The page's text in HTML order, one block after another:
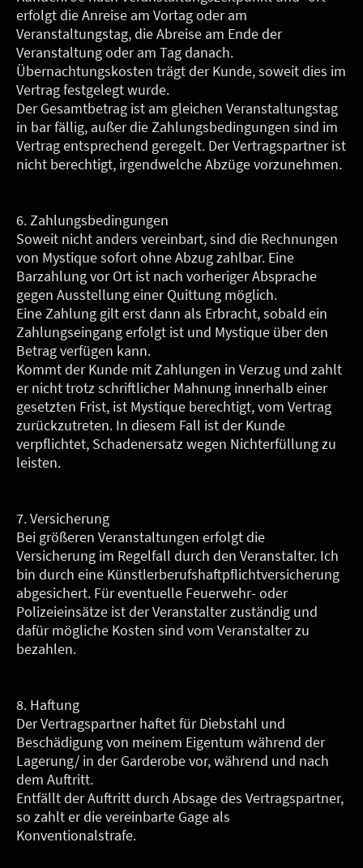
erfolgt die Anreise am Vortag oder am
Veranstaltungstag, die Abreise am Ende der
Veranstaltung oder am Tag danach.
Übernachtungskosten trägt der Kunde, soweit dies im
Vertrag festgelegt wurde.
Der Gesamtbetrag ist am gleichen Veranstaltungstag
in bar fällig, außer die Zahlungsbedingungen sind im
Vertrag entsprechend geregelt. Der Vertragspartner ist
nicht berechtigt, irgendwelche Abzüge vorzunehmen.
6. Zahlungsbedingungen
Soweit nicht anders vereinbart, sind die Rechnungen
von Mystique sofort ohne Abzug zahlbar. Eine
Barzahlung vor Ort ist nach vorheriger Absprache
gegen Ausstellung einer Quittung möglich.
Eine Zahlung gilt erst dann als Erbracht, sobald ein
Zahlungseingang erfolgt ist und Mystique über den
Betrag verfügen kann.
Kommt der Kunde mit Zahlungen in Verzug und zahlt
er nicht trotz schriftlicher Mahnung innerhalb einer
gesetzten Frist, ist Mystique berechtigt, vom Vertrag
zurückzutreten. In diesem Fall ist der Kunde
verpflichtet, Schadenersatz wegen Nichterfüllung zu
leisten.
7. Versicherung
Bei größeren Veranstaltungen erfolgt die
Versicherung im Regelfall durch den Veranstalter. Ich
bin durch eine Künstlerberufshaftpflichtversicherung
abgesichert. Für eventuelle Feuerwehr- oder
Polizeieinsätze ist der Veranstalter zuständig und
dafür mögliche Kosten sind vom Veranstalter zu
bezahlen.
8. Haftung
Der Vertragspartner haftet für Diebstahl und
Beschädigung von meinem Eigentum während der
Lagerung/ in der Garderobe vor, während und nach
dem Auftritt.
Entfällt der Auftritt durch Absage des Vertragspartner,
so zahlt er die vereinbarte Gage als
Konventionalstrafe.